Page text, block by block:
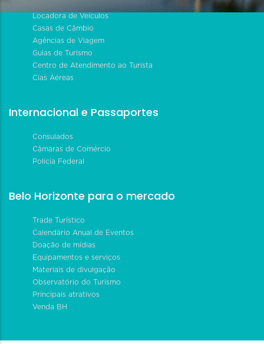
Locadora de Veículos
Casas de Câmbio
Agências de Viagem
Guias de Turismo
Centro de Atendimento ao Turista
Cias Aéreas
Internacional e Passaportes
Consulados
Câmaras de Comércio
Polícia Federal
Belo Horizonte para o mercado
Trade Turístico
Calendário Anual de Eventos
Doação de mídias
Equipamentos e serviços
Materiais de divulgação
Observatório do Turismo
Principais atrativos
Venda BH